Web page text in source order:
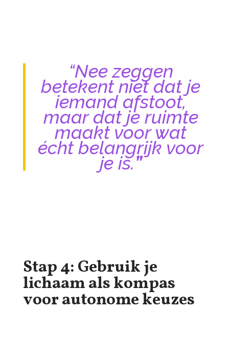
“Nee zeggen
betekent niet dat je
iemand afstoot,
maar dat je ruimte
maakt voor wat
écht belangrijk voor
je is.”
Stap 4: Gebruik je
lichaam als kompas
voor autonome keuzes